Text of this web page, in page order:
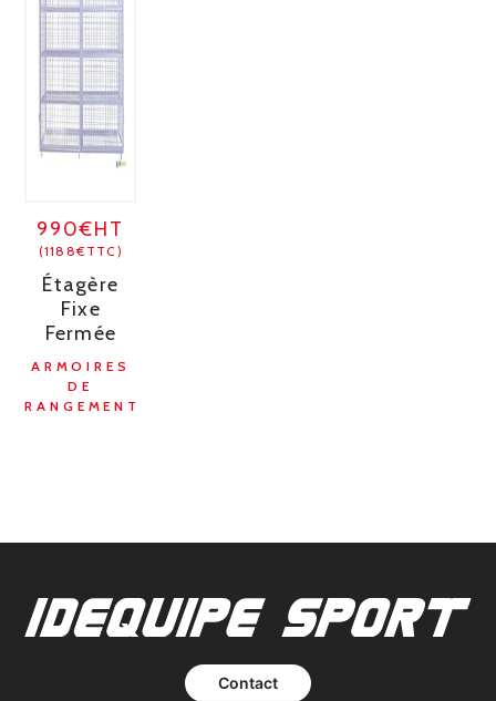
990€HT
(1188€TTC)
Étagère
Fixe
Fermée
ARMOIRES
DE
RANGEMENT
Contact